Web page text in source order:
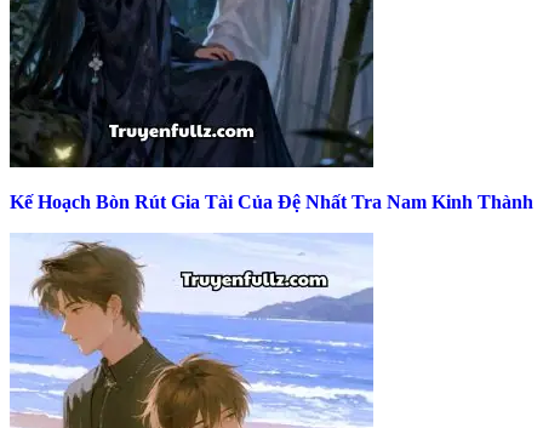
Kế Hoạch Bòn Rút Gia Tài Của Đệ Nhất Tra Nam Kinh Thành